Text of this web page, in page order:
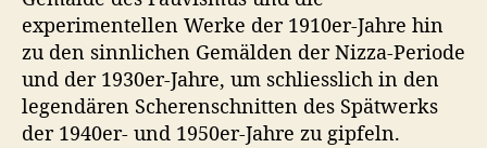
experimentellen Werke der 1910er-Jahre hin
zu den sinnlichen Gemälden der Nizza-Periode
und der 1930er-Jahre, um schliesslich in den
legendären Scherenschnitten des Spätwerks
der 1940er- und 1950er-Jahre zu gipfeln.